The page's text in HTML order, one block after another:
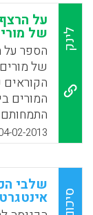
האישית
בעקבות
בהוראה
שץ-
לינק
על
של
הספר על
של
המורים
בשדה
של
מערכות
המורה
מדיניות
הספר
02-2013
סיכום
שלבי